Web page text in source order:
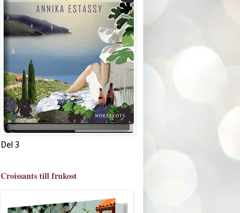
Del 3
Croissants till frukost